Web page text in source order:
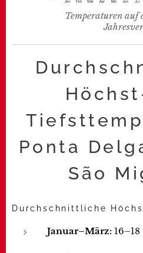
Temperaturen auf
Ponta
São
Durchschnittliche
Januar–März: 16–18